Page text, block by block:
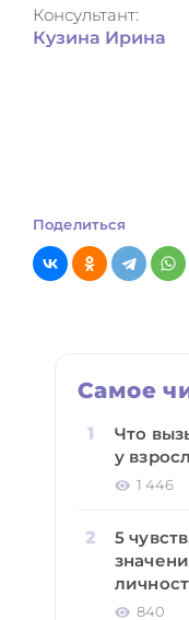
Консультант:
Кузина Ирина
Поделиться
Самое
Что
у
1 446
5
840